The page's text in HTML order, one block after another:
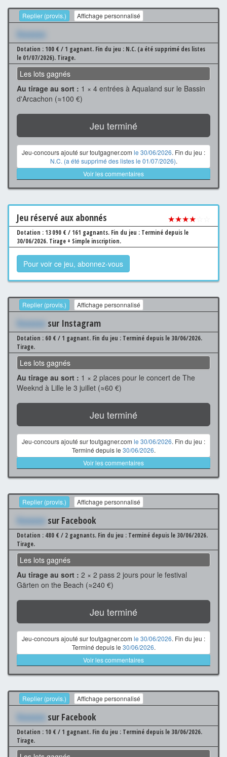
Replier (provis.) Affichage personnalisé
Xxxxxxx
Dotation : 100 € / 1 gagnant. Fin du jeu : N.C. (a été supprimé des listes
le 01/07/2026). Tirage.
Les lots gagnés
Au tirage au sort : 1 × 4 entrées à Aqualand sur le Bassin
d'Arcachon (≈100 €)
Jeu terminé
Jeu-concours ajouté sur toutgagner.com le 30/06/2026. Fin du jeu :
N.C. (a été supprimé des listes le 01/07/2026).
Voir les commentaires
Jeu réservé aux abonnés ★★★★
Dotation : 13 090 € / 161 gagnants. Fin du jeu : Terminé depuis le
30/06/2026. Tirage + Simple inscription.
Pour voir ce jeu, abonnez-vous
Replier (provis.) Affichage personnalisé
Xxxxxxx sur Instagram
Dotation : 60 € / 1 gagnant. Fin du jeu : Terminé depuis le 30/06/2026.
Tirage.
Les lots gagnés
Au tirage au sort : 1 × 2 places pour le concert de The
Weeknd à Lille le 3 juillet (≈60 €)
Jeu terminé
Jeu-concours ajouté sur toutgagner.com le 30/06/2026. Fin du jeu :
Terminé depuis le 30/06/2026.
Voir les commentaires
Replier (provis.) Affichage personnalisé
Xxxxxxx sur Facebook
Dotation : 480 € / 2 gagnants. Fin du jeu : Terminé depuis le 30/06/2026.
Tirage.
Les lots gagnés
Au tirage au sort : 2 × 2 pass 2 jours pour le festival
Gärten on the Beach (≈240 €)
Jeu terminé
Jeu-concours ajouté sur toutgagner.com le 30/06/2026. Fin du jeu :
Terminé depuis le 30/06/2026.
Voir les commentaires
Replier (provis.) Affichage personnalisé
Xxxxxxx sur Facebook
Dotation : 10 € / 1 gagnant. Fin du jeu : Terminé depuis le 30/06/2026.
Tirage.